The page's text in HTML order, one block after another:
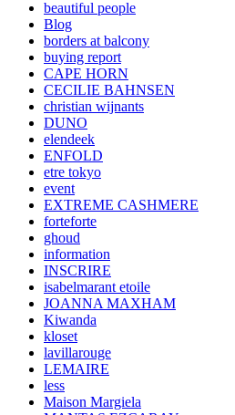
beautiful people
Blog
borders at balcony
buying report
CAPE HORN
CECILIE BAHNSEN
christian wijnants
DUNO
elendeek
ENFOLD
etre tokyo
event
EXTREME CASHMERE
forteforte
ghoud
information
INSCRIRE
isabelmarant etoile
JOANNA MAXHAM
Kiwanda
kloset
lavillarouge
LEMAIRE
less
Maison Margiela